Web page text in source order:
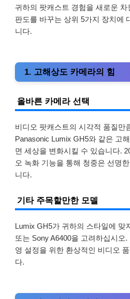
귀하의 팟캐스트 경험을 새로운
판도를 바꾸는 상위 5가지 장치에
니다.
1. 고해상도 카메라의 힘
올바른 카메라 선택
비디오 팟캐스트의 시각적 품질만
Panasonic Lumix GH5와 같은 고
면 세상을 변화시킬 수 있습니다.
오 녹화 기능을 통해 청중은 선명
니다.
기타 주목할만한 모델
Lumix GH5가 귀하의 스타일에 맞
또는 Sony A6400을 고려하십시오
영 설정을 위한 환상적인 비디오
다.